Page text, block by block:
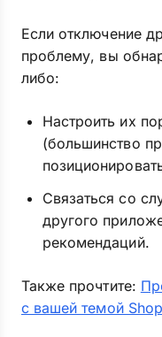
Если отключение
проблему, вы
либо:
Настроить их
(большинство
Связаться со
другого
рекомендаций.
Также прочтите:
с вашей темой